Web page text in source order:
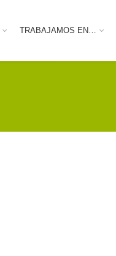
TRABAJAMOS EN…